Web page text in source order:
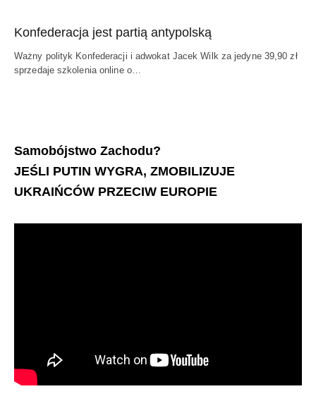
Konfederacja jest partią antypolską
Ważny polityk Konfederacji i adwokat Jacek Wilk za jedyne 39,90 zł
sprzedaje szkolenia online o…
Samobójstwo Zachodu?
JEŚLI PUTIN WYGRA, ZMOBILIZUJE
UKRAIŃCÓW PRZECIW EUROPIE